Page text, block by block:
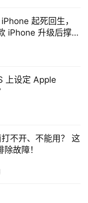
起死回生，
iPhone 升级后撑更
上设定 Apple
不开、不能用？ 这
故障！